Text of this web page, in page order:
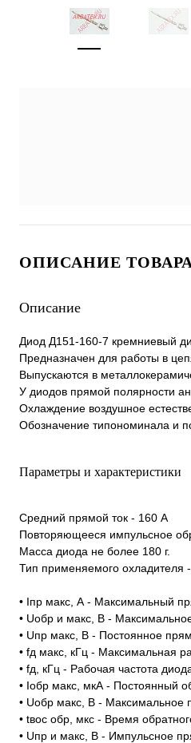
ОПИСАНИЕ
Описание
Диод Д151-160-7 кремниевый
Предназначен для работы в
Выпускаются в
У диодов прямой полярности
Охлаждение воздушное
Обозначение типономинала и
Параметры и характеристики
Средний прямой ток - 160 А
Повторяющееся импульсное
Масса диода не более 180 г.
Тип применяемого охладителя
• Iпр макс, А - Максимальный
• Uобр и макс, В -
• Uпр макс, В - Постоянное
• fд макс, кГц - Максимальная
• fд, кГц - Рабочая частота
• Ioбp макс, мкА - Постоянный
• Uoбp макс, В - Максимальное
• tвoc обр, мкс - Время
• Uпр и макс, В - Импульсное